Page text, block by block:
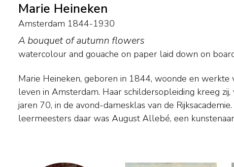
Marie Heineken
Amsterdam 1844-1930
A bouquet of autumn flowers
watercolour and gouache on paper laid down on
Marie Heineken, geboren in 1844, woonde en werkte
leven in Amsterdam. Haar schildersopleiding kreeg
jaren 70, in de avond-damesklas van de
leermeesters daar was August Allebé, een
leerlingen actief hielp om zich te ontwikkelen als
Haar oeuvre omvat vooral in vrij-